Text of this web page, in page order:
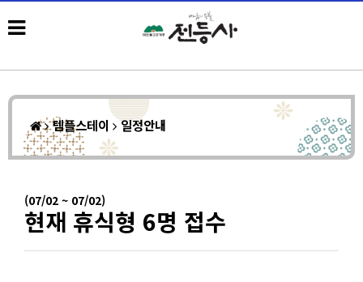
템플스테이 일정안내
(07/02 ~ 07/02)
현재 휴식형 6명 접수